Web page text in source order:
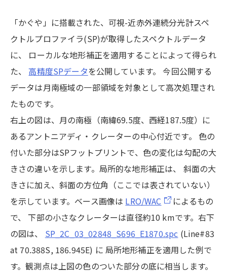
「かぐや」に搭載された、可視-近赤外連続分光計スペ
クトルプロファイラ(SP)が取得したスペクトルデータ
に、 ローカルな地形補正を適用することによって得られ
た、高精度SPデータを公開しています。 今回公開する
データは月南極域の一部領域を対象として高次処理され
たものです。
右上の図は、月の南極（南緯69.5度、西経187.5度）に
あるアントニアディ・クレーターの中心付近です。 色の
付いた部分はSPフットプリントで、色の変化は勾配の大
きさの違いを示します。局所的な地形補正は、 斜面の大
きさに加え、斜面の方位角（ここでは表されていない）
を示しています。ベース画像は LRO/WAC
によるもの
で、 下部の小さなクレーターは直径約10 kmです。右下
の図は、 SP_2C_03_02848_S696_E1870.spc (Line#83
at 70.388S, 186.945E) に 局所地形補正を適用した例で
す。観測点は上図の色のついた部分の底に相当します。